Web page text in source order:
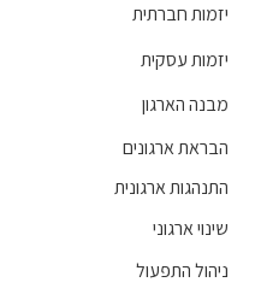
חברתית
עסקית
הארגון
ארגונים
ארגונית
ארגוני
התפעול